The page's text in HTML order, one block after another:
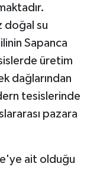
doğal su
Sapanca
üretim
dağlarından
tesislerinde
pazara
ait olduğu